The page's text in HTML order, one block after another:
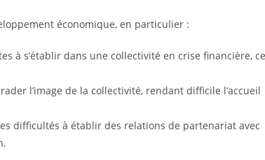
économique, en particulier :
à s’établir dans une collectivité en crise financière, ce
l’image de la collectivité, rendant difficile l’accueil
difficultés à établir des relations de partenariat avec